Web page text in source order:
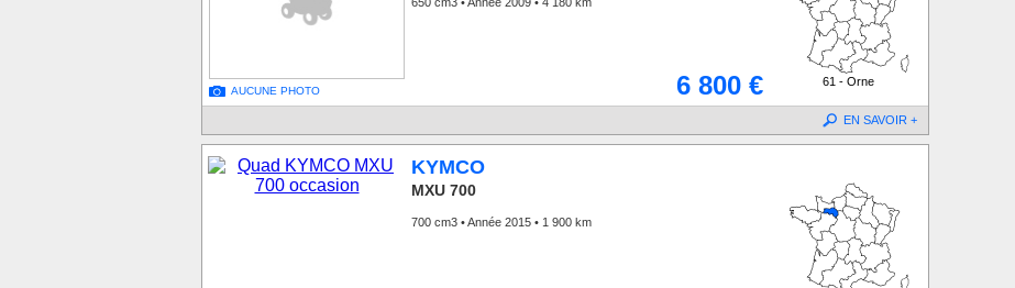
AUCUNE PHOTO 6 800 € 61 - Orne
EN SAVOIR +
KYMCO
MXU 700
700 cm3 • Année 2015 • 1 900 km